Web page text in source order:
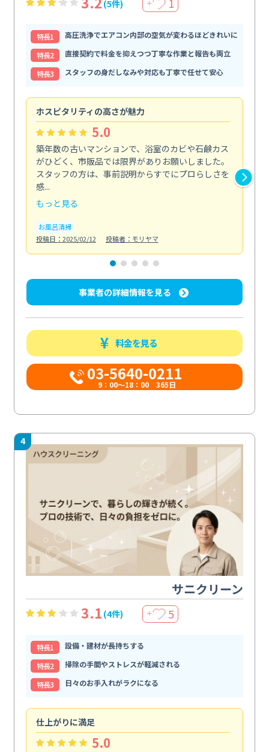
(5件) ＋ 1
特⻑1
高圧洗浄でエアコン内部の空気が変わるほどきれいに
特⻑2
直接契約で料金を抑えつつ丁寧な作業と報告も両立
特⻑3
スタッフの身だしなみや対応も丁寧で任せて安心
ホスピタリティの高さが魅力
5.0
築年数の古いマンションで、浴室のカビや石鹸カス
がひどく、市販品では限界がありお願いしました。
スタッフの方は、事前説明からすでにプロらしさを
感...
もっと見る
お風呂清掃
投稿日：2025/02/12
投稿者：モリヤマ
事業者の詳細情報を見る
料金を見る
03-5640-0211
9：00～18：00 365日
4
サニクリーン
3.1 (4件) ＋ 5
特⻑1
設備・建材が長持ちする
特⻑2
掃除の手間やストレスが軽減される
特⻑3
日々のお手入れがラクになる
仕上がりに満足
5.0